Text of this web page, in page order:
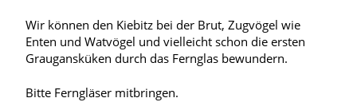
Wir können den Kiebitz bei der Brut, Zugvögel wie
Enten und Watvögel und vielleicht schon die ersten
Graugansküken durch das Fernglas bewundern.
Bitte Ferngläser mitbringen.